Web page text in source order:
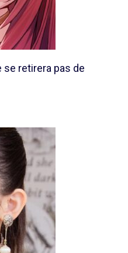
se retirera pas de